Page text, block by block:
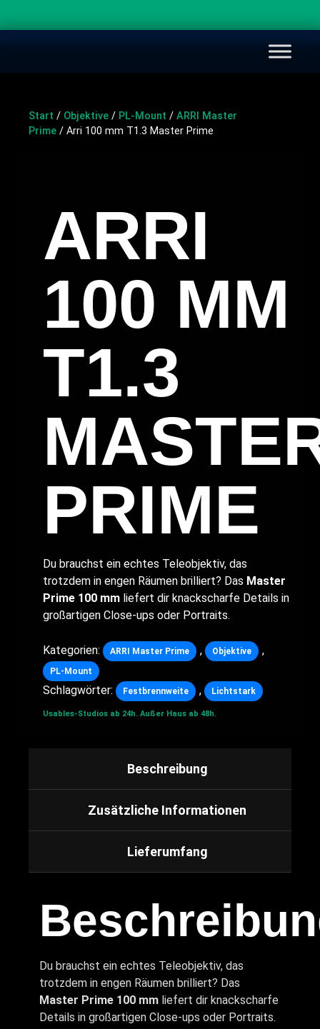
Start / Objektive / PL-Mount / ARRI Master
Prime / Arri 100 mm T1.3 Master Prime
ARRI
100 MM
T1.3
PRIME
Du brauchst ein echtes Teleobjektiv, das
trotzdem in engen Räumen brilliert? Das Master
Prime 100 mm liefert dir knackscharfe Details in
großartigen Close-ups oder Portraits.
Kategorien: ARRI Master Prime , Objektive ,
PL-Mount
Schlagwörter: Festbrennweite , Lichtstark
Usables-Studios ab 24h. Außer Haus ab 48h.
Beschreibung
Zusätzliche Informationen
Lieferumfang
Du brauchst ein echtes Teleobjektiv, das
trotzdem in engen Räumen brilliert? Das
Master Prime 100 mm liefert dir knackscharfe
Details in großartigen Close-ups oder Portraits.